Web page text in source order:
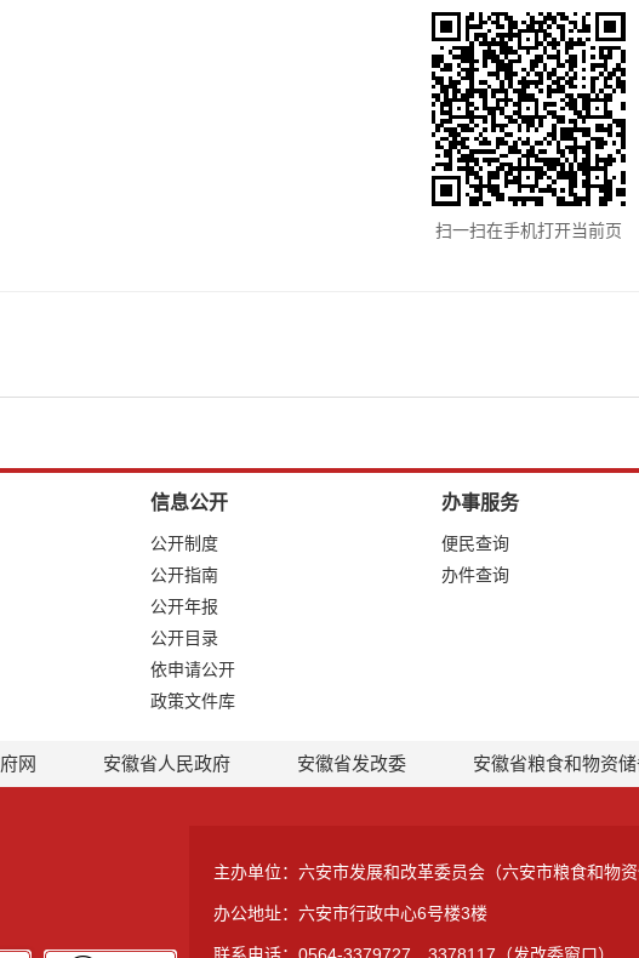
扫一扫在手机打开当前页
信息公开
公开制度
公开指南
公开年报
公开目录
依申请公开
政策文件库
办事服务
便民查询
办件查询
网 安徽省人民政府 安徽省发改委 安徽省粮食和物资
主办单位：六安市发展和改革委员会（六安市粮食和物资
办公地址：六安市行政中心6号楼3楼